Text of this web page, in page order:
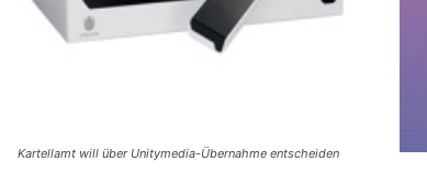
Kartellamt will über Unitymedia-Übernahme entscheiden